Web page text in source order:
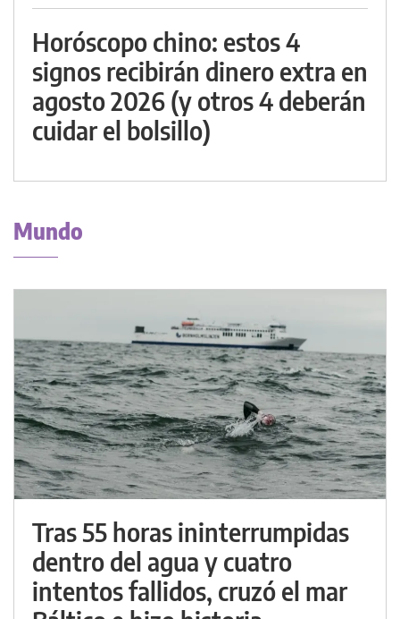
Horóscopo chino: estos 4
signos recibirán dinero extra en
agosto 2026 (y otros 4 deberán
cuidar el bolsillo)
Mundo
Tras 55 horas ininterrumpidas
dentro del agua y cuatro
intentos fallidos, cruzó el mar